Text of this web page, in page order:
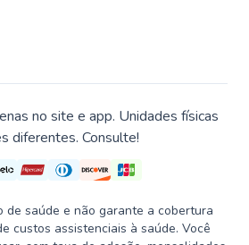
no site e app. Unidades físicas
diferentes. Consulte!
de saúde e não garante a cobertura
custos assistenciais à saúde. Você